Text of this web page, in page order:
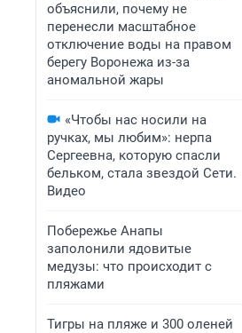
объяснили, почему не
перенесли масштабное
отключение воды на правом
берегу Воронежа из-за
аномальной жары
«Чтобы нас носили на
ручках, мы любим»: нерпа
Сергеевна, которую спасли
бельком, стала звездой Сети.
Видео
Побережье Анапы
заполонили ядовитые
медузы: что происходит с
пляжами
Тигры на пляже и 300 оленей